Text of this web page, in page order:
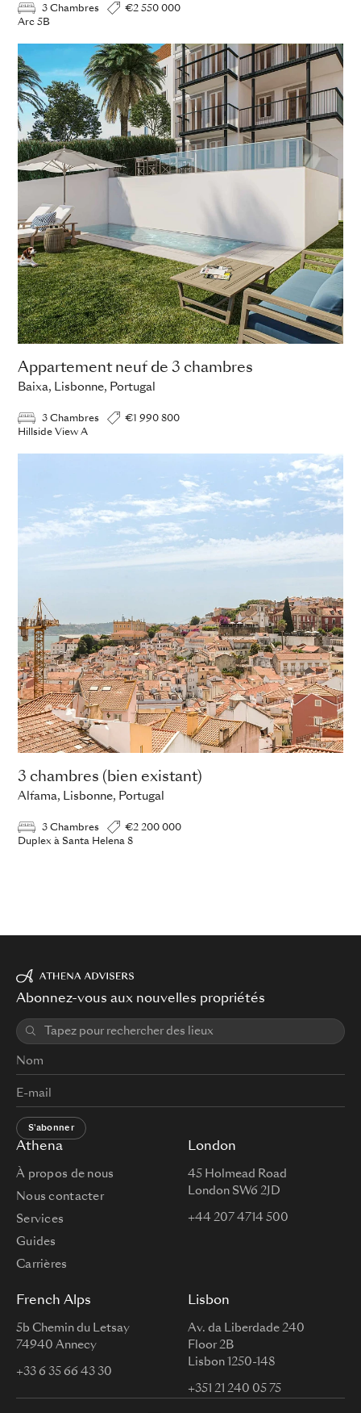
3 Chambres
€2 550 000
Arc 5B
Appartement neuf de 3 chambres
Baixa, Lisbonne, Portugal
3 Chambres
€1 990 800
Hillside View A
3 chambres (bien existant)
Alfama, Lisbonne, Portugal
3 Chambres
€2 200 000
Duplex à Santa Helena 8
Athena
À propos de nous
Nous contacter
Services
Guides
Carrières
London
45 Holmead Road
London SW6 2JD
+44 207 4714 500
French Alps
5b Chemin du Letsay
74940 Annecy
+33 6 35 66 43 30
Lisbon
Av. da Liberdade 240
Floor 2B
Lisbon 1250-148
+351 21 240 05 75
Abonnez-vous aux nouvelles propriétés
S'abonner